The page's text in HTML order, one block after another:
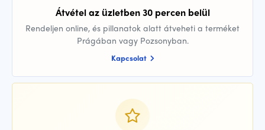
Átvétel az üzletben 30 percen belül
Rendeljen online, és pillanatok alatt átveheti a terméket
Prágában vagy Pozsonyban.
Kapcsolat